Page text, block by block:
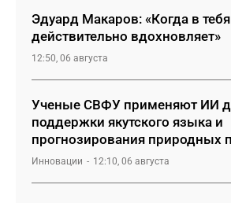
Эдуард Макаров: «Когда в тебя
действительно вдохновляет»
12:50, 06 августа
Ученые СВФУ применяют ИИ
поддержки якутского языка и
прогнозирования природных
Инновации 12:10, 06 августа